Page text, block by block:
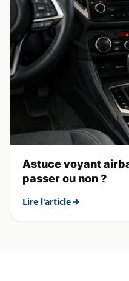
Astuce voyant
passer ou non ?
Lire l'article